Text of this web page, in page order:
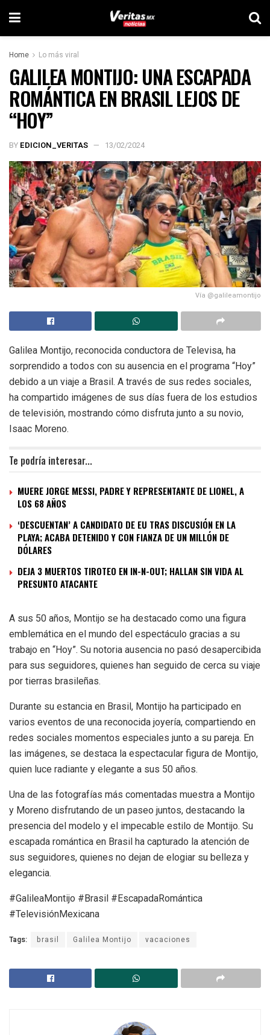
Home Lo más viral
GALILEA MONTIJO: UNA ESCAPADA
ROMÁNTICA EN BRASIL LEJOS DE
“HOY”
BY EDICION_VERITAS 13/02/2024
Vía @galileamontijo
Galilea Montijo, reconocida conductora de Televisa, ha
sorprendido a todos con su ausencia en el programa “Hoy”
debido a un viaje a Brasil. A través de sus redes sociales,
ha compartido imágenes de sus días fuera de los estudios
de televisión, mostrando cómo disfruta junto a su novio,
Isaac Moreno.
Te podría interesar...
MUERE JORGE MESSI, PADRE Y REPRESENTANTE DE LIONEL, A
LOS 68 AÑOS
‘DESCUENTAN’ A CANDIDATO DE EU TRAS DISCUSIÓN EN LA
PLAYA; ACABA DETENIDO Y CON FIANZA DE UN MILLÓN DE
DÓLARES
DEJA 3 MUERTOS TIROTEO EN IN-N-OUT; HALLAN SIN VIDA AL
PRESUNTO ATACANTE
A sus 50 años, Montijo se ha destacado como una figura
emblemática en el mundo del espectáculo gracias a su
trabajo en “Hoy”. Su notoria ausencia no pasó desapercibida
para sus seguidores, quienes han seguido de cerca su viaje
por tierras brasileñas.
Durante su estancia en Brasil, Montijo ha participado en
varios eventos de una reconocida joyería, compartiendo en
redes sociales momentos especiales junto a su pareja. En
las imágenes, se destaca la espectacular figura de Montijo,
quien luce radiante y elegante a sus 50 años.
Una de las fotografías más comentadas muestra a Montijo
y Moreno disfrutando de un paseo juntos, destacando la
presencia del modelo y el impecable estilo de Montijo. Su
escapada romántica en Brasil ha capturado la atención de
sus seguidores, quienes no dejan de elogiar su belleza y
elegancia.
#GalileaMontijo #Brasil #EscapadaRomántica
#TelevisiónMexicana
Tags: brasil Galilea Montijo vacaciones